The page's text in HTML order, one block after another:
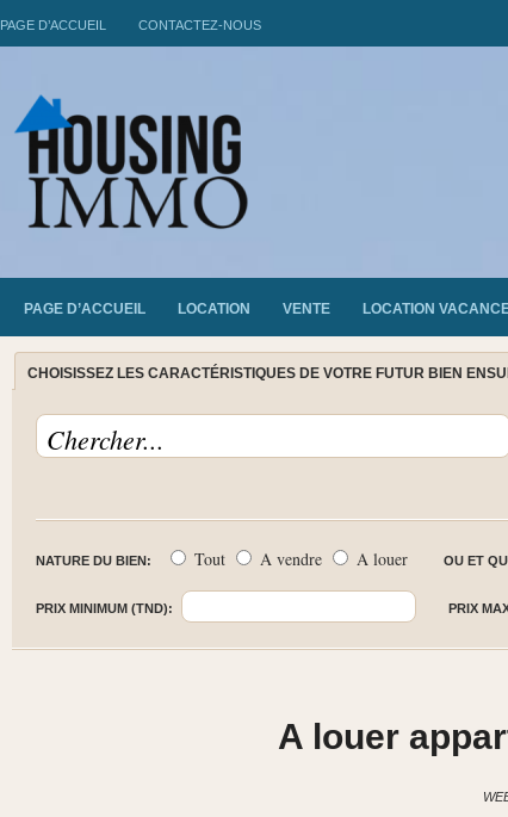
PAGE D’ACCUEIL CONTACTEZ-NOUS
PAGE D’ACCUEIL LOCATION VENTE LOCATION
CHOISISSEZ LES CARACTÉRISTIQUES DE VOTRE FUTUR BIEN
NATURE DU BIEN: Tout A vendre A louer OU ET
PRIX MINIMUM (TND): PRIX
A louer